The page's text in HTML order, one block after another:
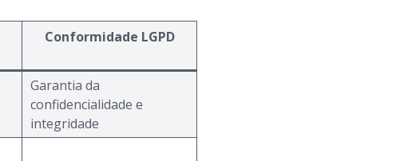
Conformidade LGPD
Garantia da
confidencialidade e
integridade